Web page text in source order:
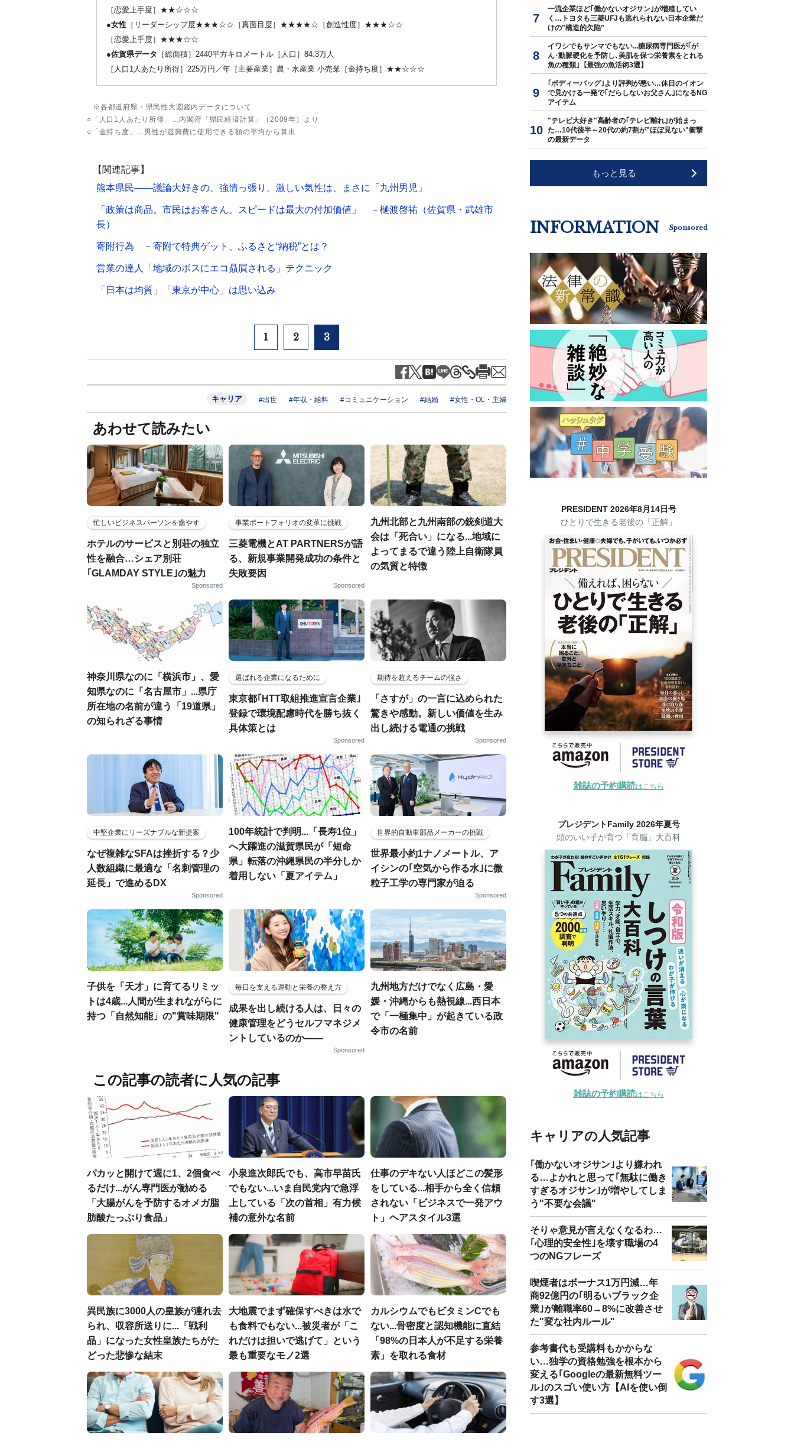
［恋愛上手度］★★☆☆☆
●女性 ［リーダーシップ度★★★☆☆［真面目度］★★★★☆［創造性度］★★★☆☆
［恋愛上手度］★★★☆☆
●佐賀県データ ［総面積］2440平方キロメートル［人口］84.3万人
［人口1人あたり所得］225万円／年［主要産業］農・水産業 小売業［金持ち度］★★☆☆☆
※各都道府県・県民性大図鑑内データについて
○「人口1人あたり所得」…内閣府「県民経済計算」（2009年）より
○「金持ち度」…男性が遊興費に使用できる額の平均から算出
【関連記事】
熊本県民――議論大好きの、強情っ張り。激しい気性は、まさに「九州男児」
「政策は商品。市民はお客さん。スピードは最大の付加価値」 －樋渡啓祐（佐賀県・武雄市
長）
寄附行為 －寄附で特典ゲット、ふるさと“納税”とは？
営業の達人「地域のボスにエコ贔屓される」テクニック
「日本は均質」「東京が中心」は思い込み
1 2 3
キャリア #出世 #年収・給料 #コミュニケーション #結婚 #女性・OL・主婦
あわせて読みたい
忙しいビジネスパーソンを癒やす
ホテルのサービスと別荘の独立
性を融合…シェア別荘
｢GLAMDAY STYLE｣の魅力
Sponsored
事業ポートフォリオの変革に挑戦
三菱電機とAT PARTNERSが語
る、新規事業開発成功の条件と
失敗要因
Sponsored
九州北部と九州南部の銃剣道大
会は「死合い」になる...地域に
よってまるで違う陸上自衛隊員
の気質と特徴
神奈川県なのに「横浜市」、愛
知県なのに「名古屋市」...県庁
所在地の名前が違う「19道県」
の知られざる事情
選ばれる企業になるために
東京都｢HTT取組推進宣言企業｣
登録で環境配慮時代を勝ち抜く
具体策とは
Sponsored
期待を超えるチームの強さ
「さすが」の一言に込められた
驚きや感動。新しい価値を生み
出し続ける電通の挑戦
Sponsored
中堅企業にリーズナブルな新提案
なぜ複雑なSFAは挫折する？少
人数組織に最適な「名刺管理の
延長」で進めるDX
Sponsored
100年統計で判明...「長寿1位」
へ大躍進の滋賀県民が「短命
県」転落の沖縄県民の半分しか
着用しない「夏アイテム」
世界的自動車部品メーカーの挑戦
世界最小約1ナノメートル、ア
イシンの｢空気から作る水｣に微
粒子工学の専門家が迫る
Sponsored
子供を「天才」に育てるリミッ
トは4歳...人間が生まれながらに
持つ「自然知能」の"賞味期限"
毎日を支える運動と栄養の整え方
成果を出し続ける人は、日々の
健康管理をどうセルフマネジメ
ントしているのか——
Sponsored
九州地方だけでなく広島・愛
媛・沖縄からも熱視線...西日本
で「一極集中」が起きている政
令市の名前
この記事の読者に人気の記事
パカッと開けて週に1、2個食べ
るだけ...がん専門医が勧める
「大腸がんを予防するオメガ脂
肪酸たっぷり食品」
小泉進次郎氏でも、高市早苗氏
でもない...いま自民党内で急浮
上している「次の首相」有力候
補の意外な名前
仕事のデキない人ほどこの髪形
をしている...相手から全く信頼
されない「ビジネスで一発アウ
ト」ヘアスタイル3選
異民族に3000人の皇族が連れ去
られ、収容所送りに...「戦利
品」になった女性皇族たちがた
どった悲惨な結末
大地震でまず確保すべきは水で
も食料でもない...被災者が「こ
れだけは担いで逃げて」という
最も重要なモノ2選
カルシウムでもビタミンCでも
ない...骨密度と認知機能に直結
「98%の日本人が不足する栄養
素」を取れる食材
一流企業ほど｢働かないオジサン｣が増殖してい
く…トヨタも三菱UFJも逃れられない日本企業だ
けの"構造的欠陥"
イワシでもサンマでもない...糖尿病専門医が｢が
ん･動脈硬化を予防し､美肌を保つ栄養素をとれる
魚の種類｣【最強の魚活術3選】
｢ボディーバッグ｣より評判が悪い…休日のイオン
で見かける一発で｢だらしないお父さん｣になるNG
アイテム
"テレビ大好き"高齢者の｢テレビ離れ｣が始まっ
た…10代後半～20代の約7割が"ほぼ見ない"衝撃
の最新データ
もっと見る
INFORMATION Sponsored
PRESIDENT 2026年8月14日号
ひとりで生きる老後の「正解」
雑誌の予約購読はこちら
プレジデントFamily 2026年夏号
頭のいい子が育つ「育脳」大百科
雑誌の予約購読はこちら
キャリアの人気記事
｢働かないオジサン｣より嫌われ
る…よかれと思って｢無駄に働き
すぎるオジサン｣が増やしてしま
う"不要な会議"
そりゃ意見が言えなくなるわ…
｢心理的安全性｣を壊す職場の4
つのNGフレーズ
喫煙者はボーナス1万円減…年
商92億円の｢明るいブラック企
業｣が離職率60→8%に改善させ
た"変な社内ルール"
参考書代も受講料もかからな
い…独学の資格勉強を根本から
変える｢Googleの最新無料ツー
ル｣のスゴい使い方【AIを使い倒
す3選】